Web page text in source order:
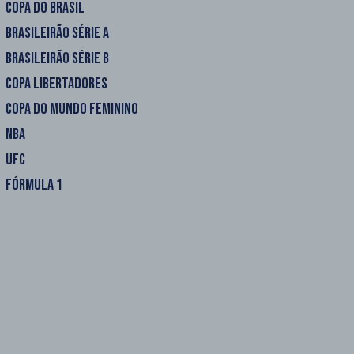
COPA DO BRASIL
BRASILEIRÃO SÉRIE A
BRASILEIRÃO SÉRIE B
COPA LIBERTADORES
COPA DO MUNDO FEMININO
NBA
UFC
FÓRMULA 1